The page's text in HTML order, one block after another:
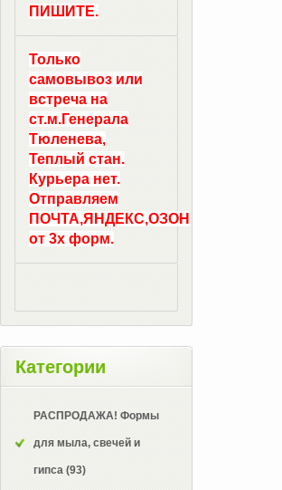
ПИШИТЕ.
Только
самовывоз или
встреча на
ст.м.Генерала
Тюленева,
Теплый стан.
Курьера нет.
Отправляем
ПОЧТА,ЯНДЕКС,ОЗОН
от 3х форм.
Категории
РАСПРОДАЖА! Формы
для мыла, свечей и
гипса (93)